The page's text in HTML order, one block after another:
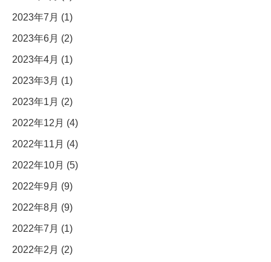
2023年7月 (1)
2023年6月 (2)
2023年4月 (1)
2023年3月 (1)
2023年1月 (2)
2022年12月 (4)
2022年11月 (4)
2022年10月 (5)
2022年9月 (9)
2022年8月 (9)
2022年7月 (1)
2022年2月 (2)